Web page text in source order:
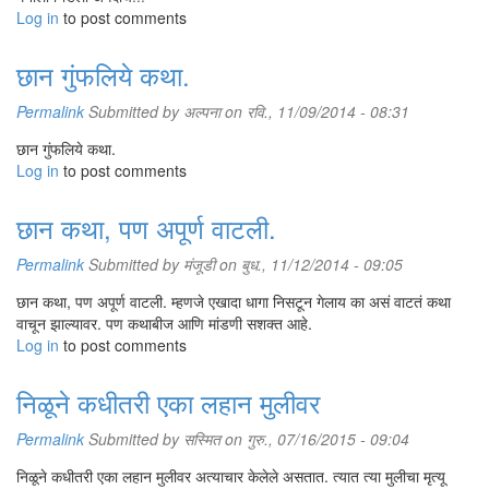
पायलं माज्यासंगत त्ये मलाबी कळंना जालंय."
आणि जागचा उठला.
"गुलाबाचं त्येवढं कटिंग र्‍हायलंय तेवडं करून जातो बाईसाहेब. आज जरा
दुसरीकडं काम व्हतं."
"हं...." देशपांडेबाईंनी सुस्कारा सोडला. "ठीक आहे."
निळू लगबगीनं गुलाबांकडे निघाला. जाता जाता मध्येच थबकून त्यानं मागे
"पारिजातकाची हवी तेवढी फुलं घेऊन जा निळूकाका...." निळूचं वाक्य मधेच
तोडत देशपांडेकाकू म्हणाल्या.
आज फुलं अंथरताना निळू शांत शांत होता. लाल लाल झग्याला गिरक्या देत
ती मात्र त्याच्या अंगाखांद्यावर निर्धास्त बागडत होती. तिच्या चिमुकल्या
पावलांच्या आघातांनी निळूचे खांदे काळेनिळे झाले होते.
अस्तं म्हंजी?"
ती टपोरं हसली. अगदी गुलाबासारखं. निळू गडबडला. त्याच्या मानेशी झोका
घेणार्‍या तिचं अस्तित्व त्याच्या अंगावर पुन्हा शहारे उमटवून गेलं. ते काटे
टोचल्यावर ती पुन्हा एकदा खिदळली आणि निळूनं सजवलेल्या पारिजातकाच्या
Log in to post comments
छान गुंफलिये कथा.
Permalink Submitted by अल्पनाon रवि., 11/09/2014 - 08:31
छान गुंफलिये कथा.
Log in to post comments
छान कथा, पण अपूर्ण वाटली.
Permalink Submitted by मंजूडीon बुध., 11/12/2014 - 09:05
छान कथा, पण अपूर्ण वाटली. म्हणजे एखादा धागा निसटून गेलाय का असं वाटतं कथा
वाचून झाल्यावर. पण कथाबीज आणि मांडणी सशक्त आहे.
Log in to post comments
निळूने कधीतरी एका लहान मुलीवर
Permalink Submitted by सस्मितon गुरु., 07/16/2015 - 09:04
निळूने कधीतरी एका लहान मुलीवर अत्याचार केलेले असतात. त्यात त्या मुलीचा मृत्यू